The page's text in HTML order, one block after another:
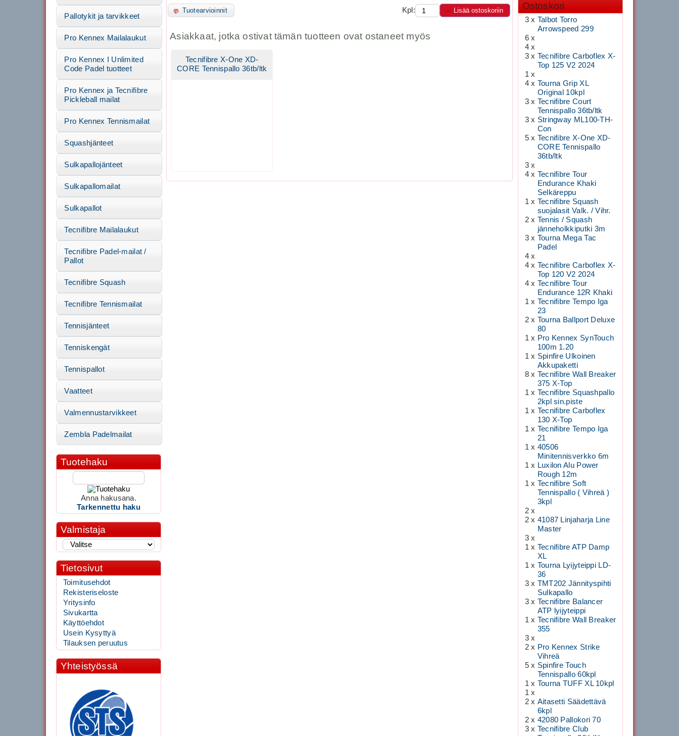
Kpl: Lisää ostoskoriin
Tuotearvioinnit
Asiakkaat, jotka ostivat tämän tuotteen ovat ostaneet myös
Tecnifibre X-One XD-
CORE Tennispallo 36tb/ltk
Pallotykit ja tarvikkeet
Pro Kennex Mailalaukut
Pro Kennex I Unlimited
Code Padel tuotteet
Pro Kennex ja Tecnifibre
Pickleball mailat
Pro Kennex Tennismailat
Squashjänteet
Sulkapallojänteet
Sulkapallomailat
Sulkapallot
Tecnifibre Mailalaukut
Tecnifibre Padel-mailat /
Pallot
Tecnifibre Squash
Tecnifibre Tennismailat
Tennisjänteet
Tenniskengät
Tennispallot
Vaatteet
Valmennustarvikkeet
Zembla Padelmailat
Tuotehaku
Anna hakusana.
Tarkennettu haku
Valmistaja
Tietosivut
Toimitusehdot
Rekisteriseloste
Yritysinfo
Sivukartta
Käyttöehdot
Usein Kysyttyä
Tilauksen peruutus
Yhteistyössä
Ostoskori
3 x Talbot Torro
Arrowspeed 299
6 x
4 x
3 x Tecnifibre Carboflex X-
Top 125 V2 2024
1 x
4 x Tourna Grip XL
Original 10kpl
3 x Tecnifibre Court
Tennispallo 36tb/ltk
3 x Stringway ML100-TH-
Con
5 x Tecnifibre X-One XD-
CORE Tennispallo
36tb/ltk
3 x
4 x Tecnifibre Tour
Endurance Khaki
Selkäreppu
1 x Tecnifibre Squash
suojalasit Valk. / Vihr.
2 x Tennis / Squash
jänneholkkiputki 3m
3 x Tourna Mega Tac
Padel
4 x
4 x Tecnifibre Carboflex X-
Top 120 V2 2024
4 x Tecnifibre Tour
Endurance 12R Khaki
1 x Tecnifibre Tempo Iga
23
2 x Tourna Ballport Deluxe
80
1 x Pro Kennex SynTouch
100m 1.20
1 x Spinfire Ulkoinen
Akkupaketti
8 x Tecnifibre Wall Breaker
375 X-Top
1 x Tecnifibre Squashpallo
2kpl sin.piste
1 x Tecnifibre Carboflex
130 X-Top
1 x Tecnifibre Tempo Iga
21
1 x 40506
Minitennisverkko 6m
1 x Luxilon Alu Power
Rough 12m
1 x Tecnifibre Soft
Tennispallo ( Vihreä )
3kpl
2 x
2 x 41087 Linjaharja Line
Master
3 x
1 x Tecnifibre ATP Damp
XL
1 x Tourna Lyijyteippi LD-
36
3 x TMT202 Jännityspihti
Sulkapallo
3 x Tecnifibre Balancer
ATP lyijyteippi
1 x Tecnifibre Wall Breaker
355
3 x
2 x Pro Kennex Strike
Vihreä
5 x Spinfire Touch
Tennispallo 60kpl
1 x Tourna TUFF XL 10kpl
1 x
2 x Aitasetti Säädettävä
6kpl
2 x 42080 Pallokori 70
3 x Tecnifibre Club